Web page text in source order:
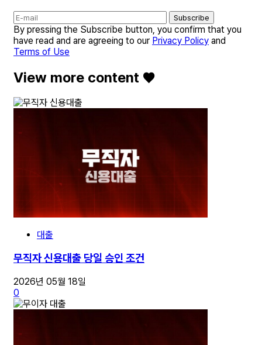
Subscribe
By pressing the Subscribe button, you confirm that you
have read and are agreeing to our Privacy Policy and
Terms of Use
View more content ♥️
대출
무직자 신용대출 당일 승인 조건
2026년 05월 18일
0